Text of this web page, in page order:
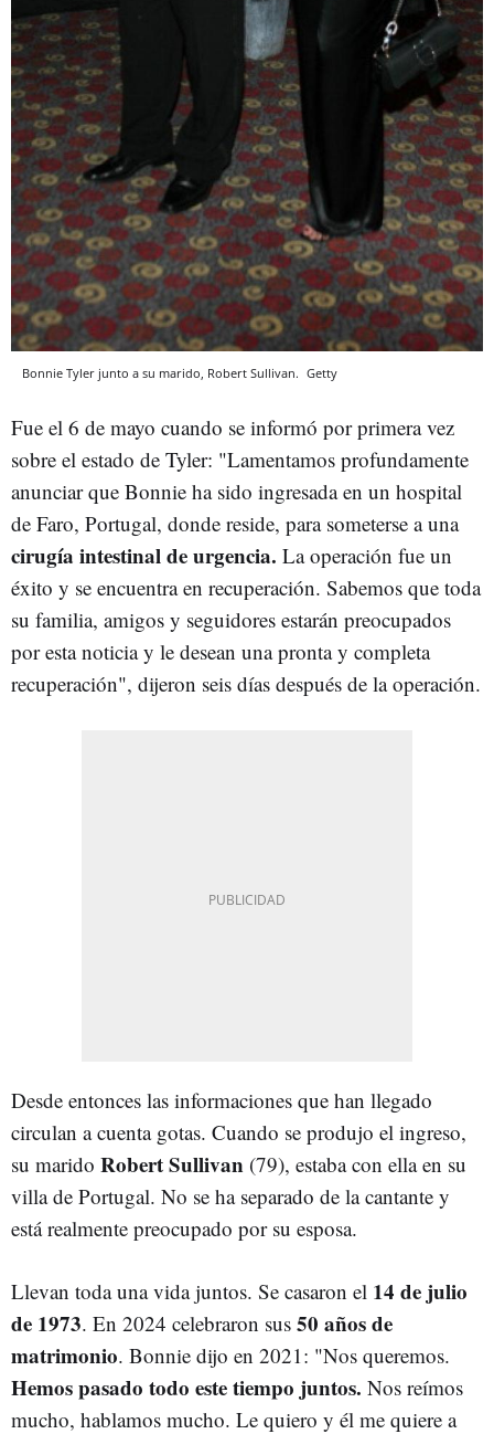
Bonnie Tyler junto a su marido, Robert Sullivan. Getty
Fue el 6 de mayo cuando se informó por primera vez
sobre el estado de Tyler: "Lamentamos profundamente
anunciar que Bonnie ha sido ingresada en un hospital
de Faro, Portugal, donde reside, para someterse a una
cirugía intestinal de urgencia. La operación fue un
éxito y se encuentra en recuperación. Sabemos que toda
su familia, amigos y seguidores estarán preocupados
por esta noticia y le desean una pronta y completa
recuperación", dijeron seis días después de la operación.
Desde entonces las informaciones que han llegado
circulan a cuenta gotas. Cuando se produjo el ingreso,
su marido Robert Sullivan (79), estaba con ella en su
villa de Portugal. No se ha separado de la cantante y
está realmente preocupado por su esposa.
Llevan toda una vida juntos. Se casaron el 14 de julio
de 1973. En 2024 celebraron sus 50 años de
matrimonio. Bonnie dijo en 2021: "Nos queremos.
Hemos pasado todo este tiempo juntos. Nos reímos
mucho, hablamos mucho. Le quiero y él me quiere a